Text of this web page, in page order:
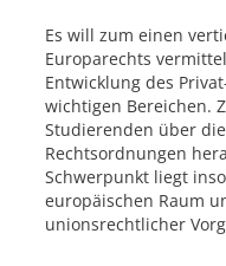
Es will zum einen
Europarechts
Entwicklung des
wichtigen Bereichen.
Studierenden über
Rechtsordnungen
Schwerpunkt liegt
europäischen Raum
unionsrechtlicher